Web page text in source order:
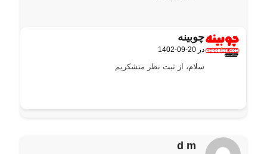
چوبینه
گفته:1402-09-20 در
سلام، از ثبت نظر متشکریم
d m